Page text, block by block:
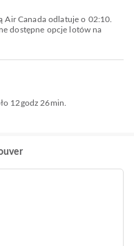
dostępne opcje lotów na
12godz 26min.